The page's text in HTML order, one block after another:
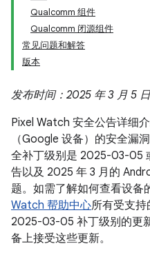
Qualcomm 组件
Qualcomm 闭源组件
常见问题和解答
版本
发布时间：2025 年 3 月 5 日
Pixel Watch 安全公告详细
（Google 设备）的安全漏
全补丁级别是 2025-03-05
告以及 2025 年 3 月的
题。如需了解如何查看设备
Watch 帮助中心所有受支
2025-03-05 补丁级别的更
备上接受这些更新。